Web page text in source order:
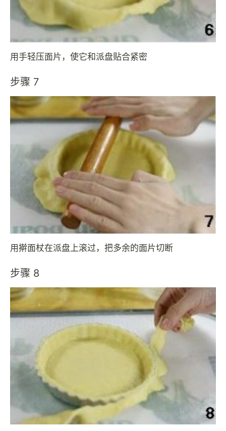
用手轻压面片，使它和派盘贴合紧密
步骤 7
用擀面杖在派盘上滚过，把多余的面片切断
步骤 8